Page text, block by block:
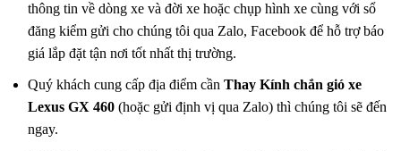
thông tin về dòng xe và đời xe hoặc chụp hình xe cùng với sổ
đăng kiểm gửi cho chúng tôi qua Zalo, Facebook để hỗ trợ báo
giá lắp đặt tận nơi tốt nhất thị trường.
Quý khách cung cấp địa điểm cần Thay Kính chắn gió xe
Lexus GX 460(hoặc gửi định vị qua Zalo) thì chúng tôi sẽ đến
ngay.